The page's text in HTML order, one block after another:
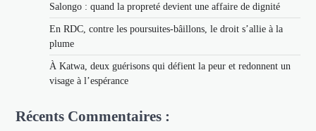
Salongo : quand la propreté devient une affaire de dignité
En RDC, contre les poursuites-bâillons, le droit s’allie à la
plume
À Katwa, deux guérisons qui défient la peur et redonnent un
visage à l’espérance
Récents Commentaires :